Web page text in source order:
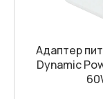
Адаптер
Dynamic